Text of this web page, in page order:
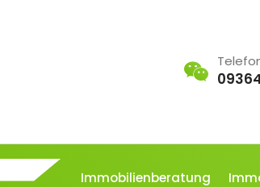
Immobilienberatung